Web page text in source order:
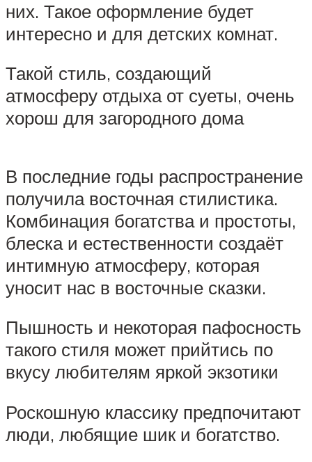
них. Такое оформление будет
интересно и для детских комнат.
Такой стиль, создающий
атмосферу отдыха от суеты, очень
хорош для загородного дома
В последние годы распространение
получила восточная стилистика.
Комбинация богатства и простоты,
блеска и естественности создаёт
интимную атмосферу, которая
уносит нас в восточные сказки.
Пышность и некоторая пафосность
такого стиля может прийтись по
вкусу любителям яркой экзотики
Роскошную классику предпочитают
люди, любящие шик и богатство.